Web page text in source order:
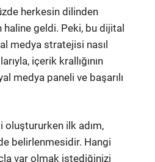
herkesin dilinden
geldi. Peki, bu dijital
medya stratejisi nasıl
içerik krallığının
medya paneli ve başarılı
ilk adım,
belirlenmesidir. Hangi
var olmak istediğinizi